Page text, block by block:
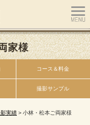
家様
コース＆料金
撮影サンプル
実績 > 小林・松本ご両家様